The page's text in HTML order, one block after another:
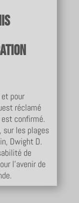
et pour
réclamé
confirmé.
sur les plages
Dwight D.
de
l’avenir de